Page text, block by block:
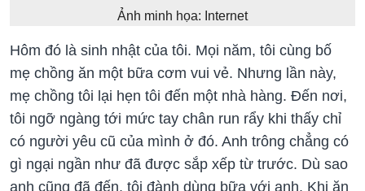
Ảnh minh họa: Internet
Hôm đó là sinh nhật của tôi. Mọi năm, tôi cùng bố
mẹ chồng ăn một bữa cơm vui vẻ. Nhưng lần này,
mẹ chồng tôi lại hẹn tôi đến một nhà hàng. Đến nơi,
tôi ngỡ ngàng tới mức tay chân run rẩy khi thấy chỉ
có người yêu cũ của mình ở đó. Anh trông chẳng có
gì ngại ngần như đã được sắp xếp từ trước. Dù sao
anh cũng đã đến, tôi đành dùng bữa với anh. Khi ăn